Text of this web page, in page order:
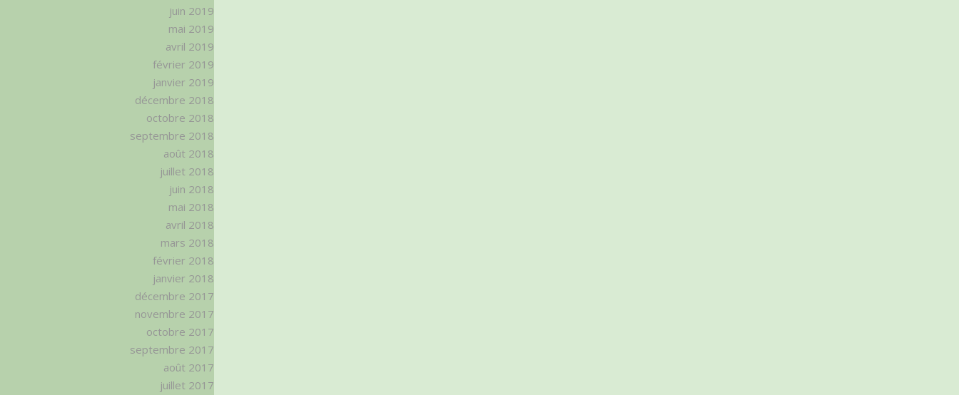
juin 2019
mai 2019
avril 2019
février 2019
janvier 2019
décembre 2018
octobre 2018
septembre 2018
août 2018
juillet 2018
juin 2018
mai 2018
avril 2018
mars 2018
février 2018
janvier 2018
décembre 2017
novembre 2017
octobre 2017
septembre 2017
août 2017
juillet 2017